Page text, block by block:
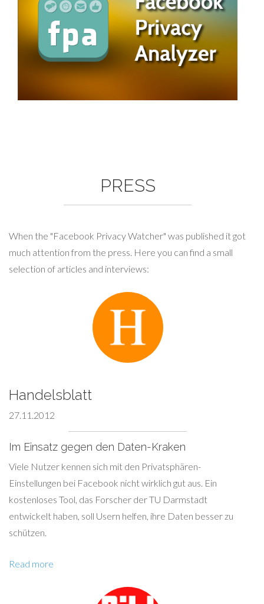
PRESS
When the "Facebook Privacy Watcher" was published it got
much attention from the press. Here you can find a small
selection of articles and interviews:
Handelsblatt
27.11.2012
Im Einsatz gegen den Daten-Kraken
Viele Nutzer kennen sich mit den Privatsphären-
Einstellungen bei Facebook nicht wirklich gut aus. Ein
kostenloses Tool, das Forscher der TU Darmstadt
entwickelt haben, soll Usern helfen, ihre Daten besser zu
schützen.
Read more